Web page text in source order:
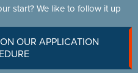
start? We like to follow it up
OUR APPLICATION